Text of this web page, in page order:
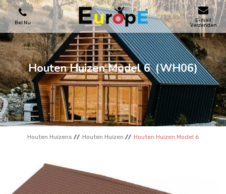
Bel Nu
E-mail
Verzenden
SPEELTOESTELLEN
SKATEPARKS
HOUTEN HUIZENS
STADSMEUBILAIRS
SPORTVELDENS
Houten Huizen Model 6 (WH06)
Houten Huizens Houten Huizen Houten Huizen Model 6